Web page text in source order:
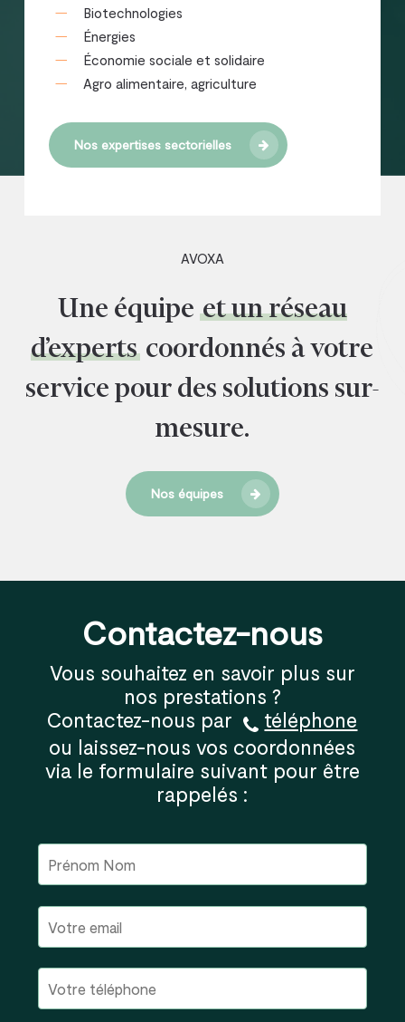
Biotechnologies
Énergies
Économie sociale et solidaire
Agro alimentaire, agriculture
Nos expertises sectorielles
AVOXA
Une équipe et un réseau
d’experts coordonnés à votre
service pour des solutions sur-
mesure.
Nos équipes
Contactez-nous
Vous souhaitez en savoir plus sur
nos prestations ?
Contactez-nous par
téléphone
ou laissez-nous vos coordonnées
via le formulaire suivant pour être
rappelés :